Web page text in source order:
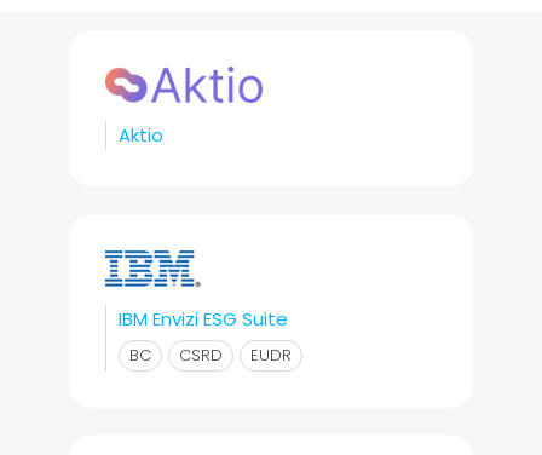
Aktio
IBM Envizi ESG Suite
BC CSRD EUDR